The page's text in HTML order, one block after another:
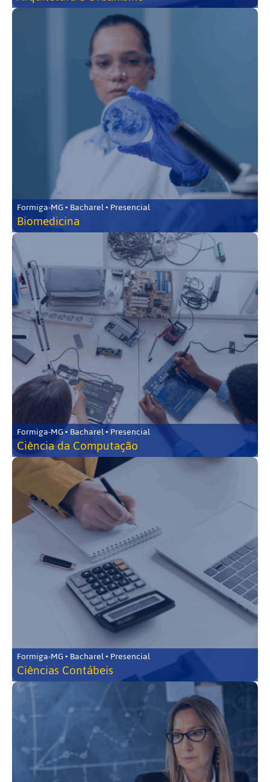
Formiga-MG • Bacharel • Presencial
Biomedicina
Formiga-MG • Bacharel • Presencial
Ciência da Computação
Formiga-MG • Bacharel • Presencial
Ciências Contábeis